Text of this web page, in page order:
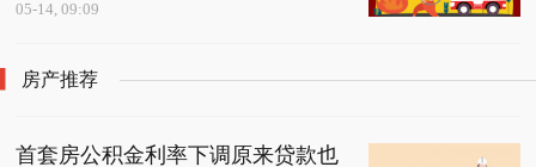
05-14, 09:09
房产推荐
首套房公积金利率下调原来贷款也